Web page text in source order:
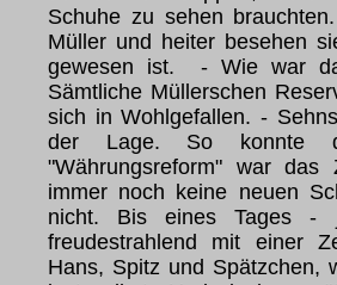
Schuhe zu sehen
Müller und heiter besehen
gewesen ist. - Wie war
Sämtliche Müllerschen
sich in Wohlgefallen. -
der Lage. So konnte
"Währungsreform" war
immer noch keine neuen
nicht. Bis eines Tages -
freudestrahlend mit einer
Hans, Spitz und Spätzchen,